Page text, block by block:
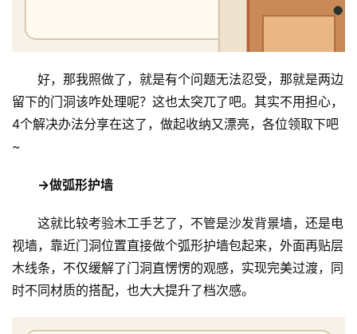
好，那我照做了，就是有个问题无法忍受，那就是两边
留下的门洞该咋处理呢？这也太突兀了吧。其实不用担心，
4个解决办法分享在这了，做起收纳又漂亮，各位领取下吧
~
→做弧形护墙
这就比较考验木工手艺了，不管是沙发背景墙，还是电
视墙，靠近门洞位置直接做个弧形护墙包起来，外面再贴层
木线条，不仅缓解了门洞直愣愣的观感，实现完美过渡，同
时不同材质的搭配，也大大提升了档次感。